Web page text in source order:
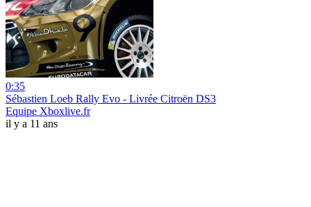
0:35
Sébastien Loeb Rally Evo - Livrée Citroën‎ DS3
Equipe Xboxlive.fr
il y a 11 ans